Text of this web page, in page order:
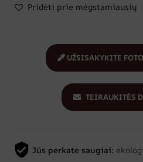
Pridėti prie mėgstamiausių
UŽSISAKYKITE
TEIRAUKITĖS
Jūs perkate saugiai: